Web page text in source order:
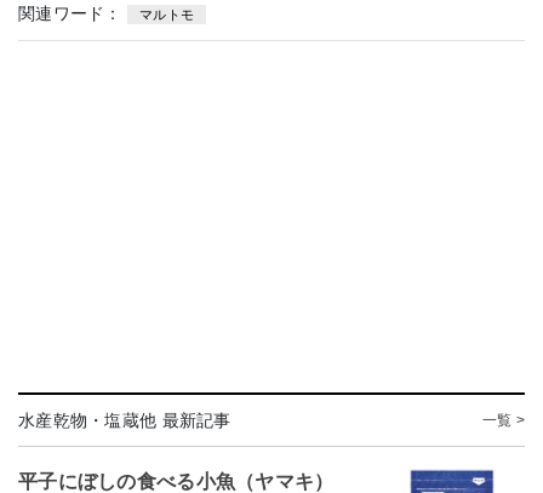
関連ワード： マルトモ
水産乾物・塩蔵他 最新記事 一覧 >
平子にぼしの食べる小魚（ヤマキ）